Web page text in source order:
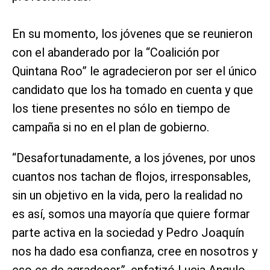
En su momento, los jóvenes que se reunieron
con el abanderado por la “Coalición por
Quintana Roo” le agradecieron por ser el único
candidato que los ha tomado en cuenta y que
los tiene presentes no sólo en tiempo de
campaña si no en el plan de gobierno.
“Desafortunadamente, a los jóvenes, por unos
cuantos nos tachan de flojos, irresponsables,
sin un objetivo en la vida, pero la realidad no
es así, somos una mayoría que quiere formar
parte activa en la sociedad y Pedro Joaquín
nos ha dado esa confianza, cree en nosotros y